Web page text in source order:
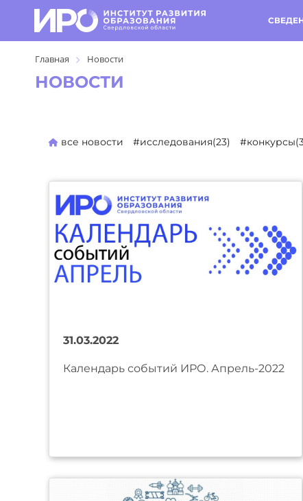
Главная Новости
НОВОСТИ
все новости #исследования(23)
31.03.2022
Календарь событий ИРО. Апрель-2022